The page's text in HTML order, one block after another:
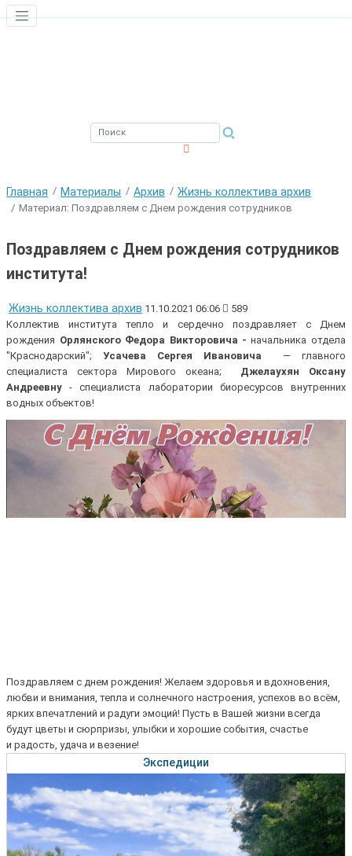
Главная Материалы Архив Жизнь коллектива архив
Материал: Поздравляем с Днем рождения сотрудников
Поздравляем с Днем рождения сотрудников
института!
Жизнь коллектива архив 11.10.2021 06:06
589
Коллектив института тепло и сердечно поздравляет с Днем
рождения Орлянского Федора Викторовича -начальника отдела
"Краснодарский"; Усачева Сергея Ивановича
— главного
специалиста сектора Мирового океана; Джелаухян Оксану
Андреевну - специалиста лаборатории биоресурсов внутренних
водных объектов!
Поздравляем с днем рождения! Желаем здоровья и вдохновения,
любви и внимания, тепла и солнечного настроения, успехов во всём,
ярких впечатлений и радуги эмоций! Пусть в Вашей жизни всегда
будут цветы и сюрпризы, улыбки и хорошие события, счастье
и радость, удача и везение!
Экспедиции